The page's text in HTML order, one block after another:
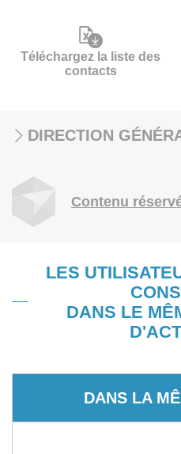
Téléchargez la liste des
contacts
DIRECTION
Contenu
LES
DANS LE
DANS LA